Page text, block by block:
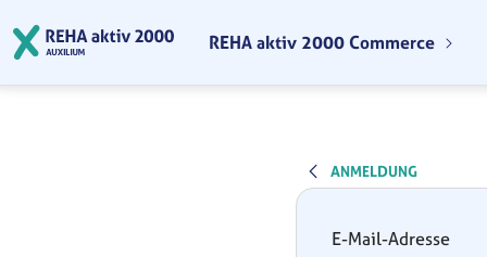
REHA aktiv 2000 Commerce
ANMELDUNG
Anmeldung
E-Mail-Adresse